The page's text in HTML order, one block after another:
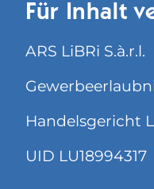
Für Inhalt
ARS LiBRi S.à.r.l.
Handelsgericht
UID LU18994317